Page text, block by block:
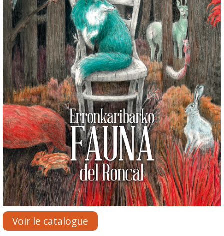
Voir le catalogue